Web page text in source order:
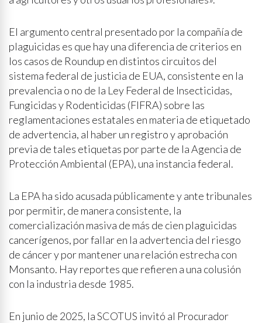
El argumento central presentado por la compañía de
plaguicidas es que hay una diferencia de criterios en
los casos de Roundup en distintos circuitos del
sistema federal de justicia de EUA, consistente en la
prevalencia o no de la Ley Federal de Insecticidas,
Fungicidas y Rodenticidas (FIFRA) sobre las
reglamentaciones estatales en materia de etiquetado
de advertencia, al haber un registro y aprobación
previa de tales etiquetas por parte de la Agencia de
Protección Ambiental (EPA), una instancia federal.
La EPA ha sido acusada públicamente y ante tribunales
por permitir, de manera consistente, la
comercialización masiva de más de cien plaguicidas
cancerígenos, por fallar en la advertencia del riesgo
de cáncer y por mantener una relación estrecha con
Monsanto. Hay reportes que refieren a una colusión
con la industria desde 1985.
En junio de 2025, la SCOTUS invitó al Procurador